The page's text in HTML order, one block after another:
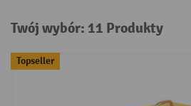
Twój wybór: 11 Produkty
Topseller